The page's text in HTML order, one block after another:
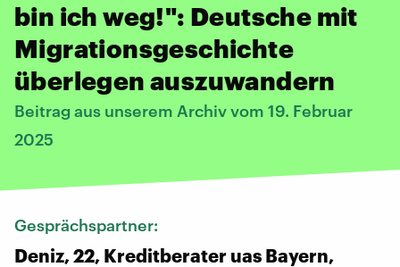
bin ich weg!": Deutsche mit
Migrationsgeschichte
überlegen auszuwandern
Beitrag aus unserem Archiv vom 19. Februar
2025
Gesprächspartner:
Deniz, 22, Kreditberater uas Bayern,